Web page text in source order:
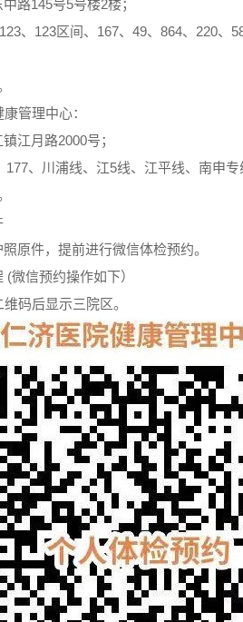
路145号5号楼2楼；
、123区间、167、49、864、220、
管理中心：
江月路2000号；
177、川浦线、江5线、江平线、南申
原件，提前进行微信体检预约。
微信预约操作如下）
码后显示三院区。